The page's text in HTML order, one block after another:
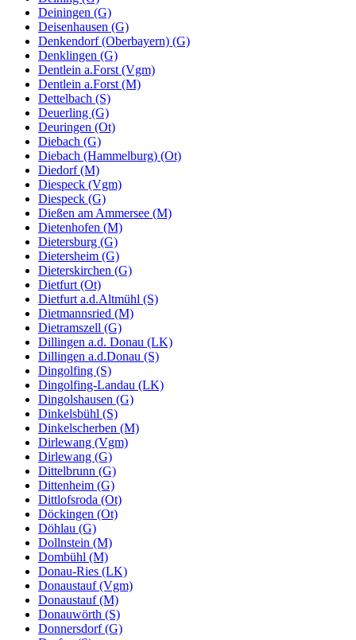
Deiningen (G)
Deisenhausen (G)
Denkendorf (Oberbayern) (G)
Denklingen (G)
Dentlein a.Forst (Vgm)
Dentlein a.Forst (M)
Dettelbach (S)
Deuerling (G)
Deuringen (Ot)
Diebach (G)
Diebach (Hammelburg) (Ot)
Diedorf (M)
Diespeck (Vgm)
Diespeck (G)
Dießen am Ammersee (M)
Dietenhofen (M)
Dietersburg (G)
Dietersheim (G)
Dieterskirchen (G)
Dietfurt (Ot)
Dietfurt a.d.Altmühl (S)
Dietmannsried (M)
Dietramszell (G)
Dillingen a.d. Donau (LK)
Dillingen a.d.Donau (S)
Dingolfing (S)
Dingolfing-Landau (LK)
Dingolshausen (G)
Dinkelsbühl (S)
Dinkelscherben (M)
Dirlewang (Vgm)
Dirlewang (G)
Dittelbrunn (G)
Dittenheim (G)
Dittlofsroda (Ot)
Döckingen (Ot)
Döhlau (G)
Dollnstein (M)
Dombühl (M)
Donau-Ries (LK)
Donaustauf (Vgm)
Donaustauf (M)
Donauwörth (S)
Donnersdorf (G)